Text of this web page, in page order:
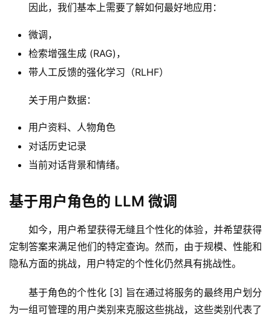
因此，我们基本上需要了解如何最好地应用：
微调，
检索增强生成 (RAG)，
带人工反馈的强化学习（RLHF）
关于用户数据：
用户资料、人物角色
对话历史记录
当前对话背景和情绪。
基于用户角色的 LLM 微调
如今，用户希望获得无缝且个性化的体验，并希望获得
定制答案来满足他们的特定查询。然而，由于规模、性能和
隐私方面的挑战，用户特定的个性化仍然具有挑战性。
基于角色的个性化 [3] 旨在通过将服务的最终用户划分
为一组可管理的用户类别来克服这些挑战，这些类别代表了